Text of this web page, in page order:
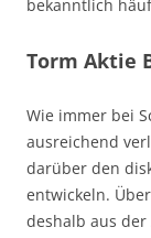
bekanntlich
Torm Aktie
Wie immer bei
ausreichend
darüber den
entwickeln.
deshalb aus